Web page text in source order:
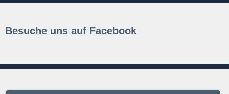
Besuche uns auf Facebook